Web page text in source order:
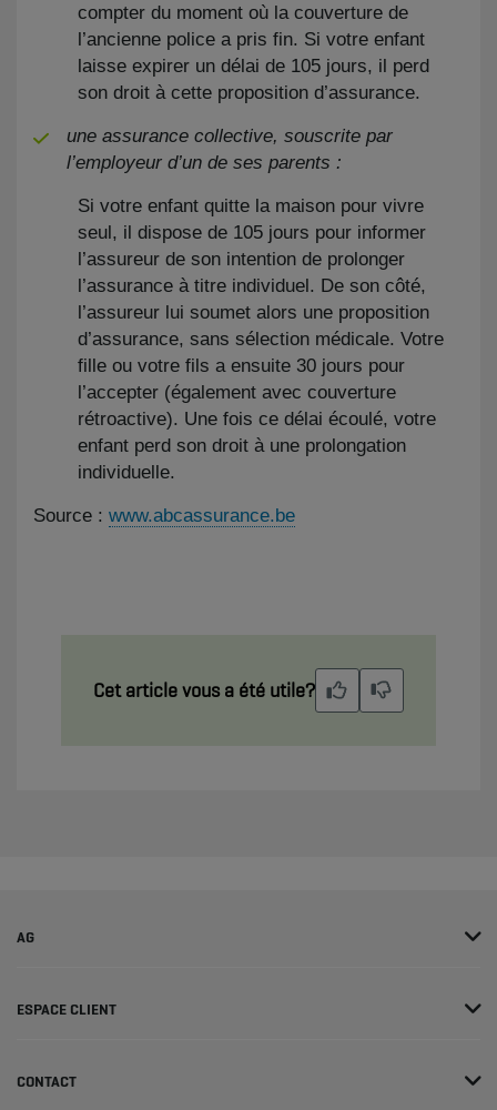
compter du moment où la couverture de
l’ancienne police a pris fin. Si votre enfant
laisse expirer un délai de 105 jours, il perd
son droit à cette proposition d’assurance.
une assurance collective, souscrite par
l’employeur d’un de ses parents :
Si votre enfant quitte la maison pour vivre
seul, il dispose de 105 jours pour informer
l’assureur de son intention de prolonger
l’assurance à titre individuel. De son côté,
l’assureur lui soumet alors une proposition
d’assurance, sans sélection médicale. Votre
fille ou votre fils a ensuite 30 jours pour
l’accepter (également avec couverture
rétroactive). Une fois ce délai écoulé, votre
enfant perd son droit à une prolongation
individuelle.
Source : www.abcassurance.be
Cet article vous a été utile?
AG
ESPACE CLIENT
CONTACT